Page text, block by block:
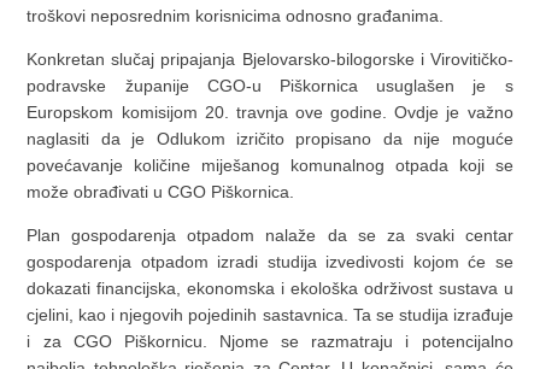
troškovi neposrednim korisnicima odnosno građanima.
Konkretan slučaj pripajanja Bjelovarsko-bilogorske i Virovitičko-
podravske županije CGO-u Piškornica usuglašen je s
Europskom komisijom 20. travnja ove godine. Ovdje je važno
naglasiti da je Odlukom izričito propisano da nije moguće
povećavanje količine miješanog komunalnog otpada koji se
može obrađivati u CGO Piškornica.
Plan gospodarenja otpadom nalaže da se za svaki centar
gospodarenja otpadom izradi studija izvedivosti kojom će se
dokazati financijska, ekonomska i ekološka održivost sustava u
cjelini, kao i njegovih pojedinih sastavnica. Ta se studija izrađuje
i za CGO Piškornicu. Njome se razmatraju i potencijalno